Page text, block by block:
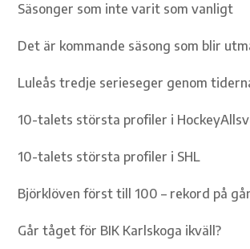
Säsonger som inte varit som vanligt
Det är kommande säsong som blir
Luleås tredje serieseger genom
10-talets största profiler i
10-talets största profiler i SHL
Björklöven först till 100 – rekord på
Går tåget för BIK Karlskoga ikväll?